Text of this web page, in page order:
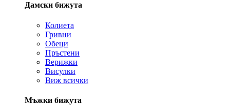
Дамски бижута
Колиета
Гривни
Обеци
Пръстени
Верижки
Висулки
Виж всички
Мъжки бижута